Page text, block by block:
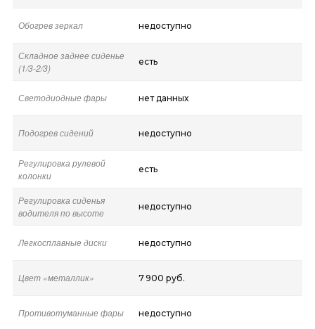
Обогрев зеркал недоступно
Складное заднее сиденье
(1/3-2/3)
есть
Светодиодные фары нет данных
Подогрев сидений недоступно
Регулировка рулевой
колонки
есть
Регулировка сиденья
водителя по высоте
недоступно
Легкосплавные диски недоступно
Цвет «металлик» 7 900 руб.
Противотуманные фары недоступно